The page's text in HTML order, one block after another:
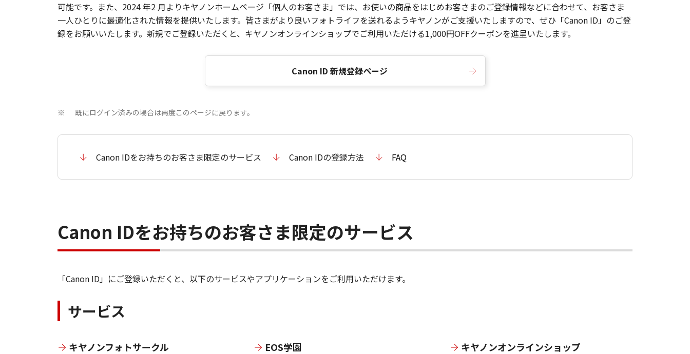
可能です。また、2024 年2 月よりキヤノンホームページ「個人のお客さま」では、お使いの商品をはじめお客さまのご登録情報などに合わせて、お客さま
一人ひとりに最適化された情報を提供いたします。皆さまがより良いフォトライフを送れるようキヤノンがご支援いたしますので、ぜひ「Canon ID」のご登
録をお願いいたします。新規でご登録いただくと、キヤノンオンラインショップでご利用いただける1,000円OFFクーポンを進呈いたします。
Canon ID 新規登録ページ
※ 既にログイン済みの場合は再度このページに戻ります。
Canon IDをお持ちのお客さま限定のサービス Canon IDの登録方法 FAQ
Canon IDをお持ちのお客さま限定のサービス
「Canon ID」にご登録いただくと、以下のサービスやアプリケーションをご利用いただけます。
サービス
キヤノンフォトサークル EOS学園 キヤノンオンラインショップ